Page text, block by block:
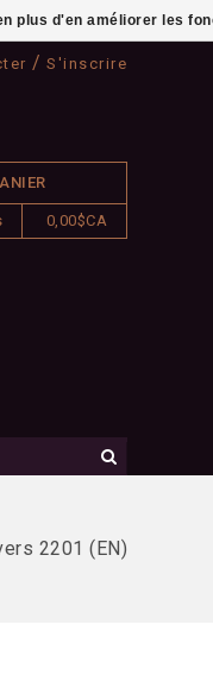
/ S'inscrire
0,00$CA
2201 (EN)
plus d'en améliorer les